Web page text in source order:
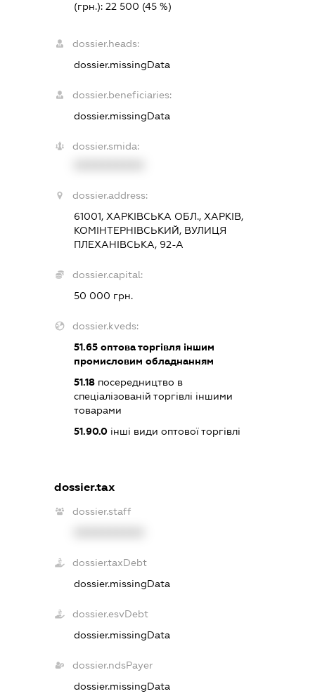
(грн.):22 500 (45 %)
dossier.heads:
dossier.missingData
dossier.beneficiaries:
dossier.missingData
dossier.smida:
dossier.address:
61001, ХАРКІВСЬКА ОБЛ., ХАРКІВ,
КОМІНТЕРНІВСЬКИЙ, ВУЛИЦЯ
ПЛЕХАНІВСЬКА, 92-А
dossier.capital:
50 000 грн.
dossier.kveds:
51.65 оптова торгівля іншим
промисловим обладнанням
51.18 посередництво в
спеціалізованій торгівлі іншими
товарами
51.90.0 інші види оптової торгівлі
dossier.tax
dossier.staff
dossier.taxDebt
dossier.missingData
dossier.esvDebt
dossier.missingData
dossier.ndsPayer
dossier.missingData